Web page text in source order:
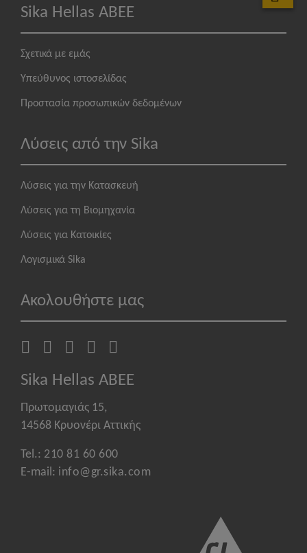
Sika Hellas ABEE
Σχετικά με εμάς
Υπεύθυνος ιστοσελίδας
Προστασία προσωπικών δεδομένων
Λύσεις από την Sika
Λύσεις για την Κατασκευή
Λύσεις για τη Βιομηχανία
Λύσεις για Κατοικίες
Λογισμικά Sika
Ακολουθήστε μας
Sika Hellas ABEE
Πρωτομαγιάς 15,
14568 Κρυονέρι Αττικής
Tel.: 210 81 60 600
E-mail: info@gr.sika.com